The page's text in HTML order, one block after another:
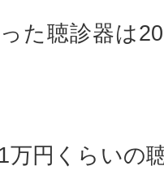
た聴診器は
万円くらいの